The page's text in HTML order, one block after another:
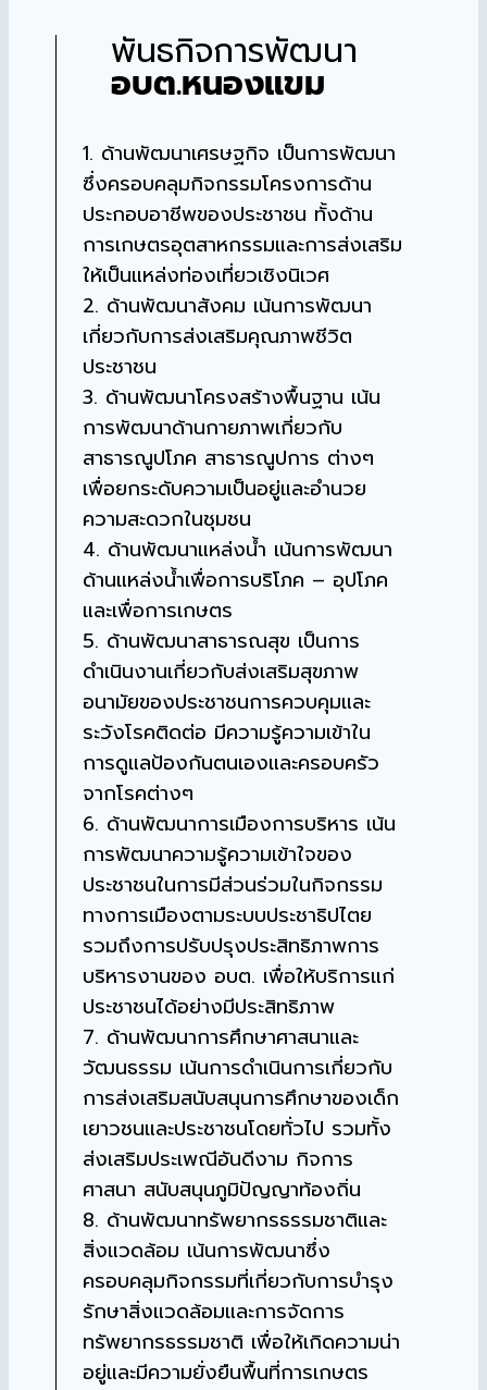
พันธกิจการพัฒนา
อบต.หนองแขม
1. ด้านพัฒนาเศรษฐกิจ เป็นการพัฒนา
ซึ่งครอบคลุมกิจกรรมโครงการด้าน
ประกอบอาชีพของประชาชน ทั้งด้าน
การเกษตรอุตสาหกรรมและการส่งเสริม
ให้เป็นแหล่งท่องเที่ยวเชิงนิเวศ
2. ด้านพัฒนาสังคม เน้นการพัฒนา
เกี่ยวกับการส่งเสริมคุณภาพชีวิต
ประชาชน
3. ด้านพัฒนาโครงสร้างพื้นฐาน เน้น
การพัฒนาด้านกายภาพเกี่ยวกับ
สาธารณูปโภค สาธารณูปการ ต่างๆ
เพื่อยกระดับความเป็นอยู่และอำนวย
ความสะดวกในชุมชน
4. ด้านพัฒนาแหล่งน้ำ เน้นการพัฒนา
ด้านแหล่งน้ำเพื่อการบริโภค – อุปโภค
และเพื่อการเกษตร
5. ด้านพัฒนาสาธารณสุข เป็นการ
ดำเนินงานเกี่ยวกับส่งเสริมสุขภาพ
อนามัยของประชาชนการควบคุมและ
ระวังโรคติดต่อ มีความรู้ความเข้าใน
การดูแลป้องกันตนเองและครอบครัว
จากโรคต่างๆ
6. ด้านพัฒนาการเมืองการบริหาร เน้น
การพัฒนาความรู้ความเข้าใจของ
ประชาชนในการมีส่วนร่วมในกิจกรรม
ทางการเมืองตามระบบประชาธิปไตย
รวมถึงการปรับปรุงประสิทธิภาพการ
บริหารงานของ อบต. เพื่อให้บริการแก่
ประชาชนได้อย่างมีประสิทธิภาพ
7. ด้านพัฒนาการศึกษาศาสนาและ
วัฒนธรรม เน้นการดำเนินการเกี่ยวกับ
การส่งเสริมสนับสนุนการศึกษาของเด็ก
เยาวชนและประชาชนโดยทั่วไป รวมทั้ง
ส่งเสริมประเพณีอันดีงาม กิจการ
ศาสนา สนับสนุนภูมิปัญญาท้องถิ่น
8. ด้านพัฒนาทรัพยากรธรรมชาติและ
สิ่งแวดล้อม เน้นการพัฒนาซึ่ง
ครอบคลุมกิจกรรมที่เกี่ยวกับการบำรุง
รักษาสิ่งแวดล้อมและการจัดการ
ทรัพยากรธรรมชาติ เพื่อให้เกิดความน่า
อยู่และมีความยั่งยืนพื้นที่การเกษตร